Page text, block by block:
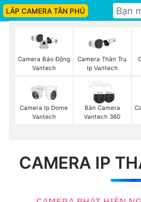
LẮP CAMERA TÂN PHÚ
Camera Báo Động
Vantech
Camera Thân Trụ
Ip Vantech
Camera Ip Dome
Vantech
Bán Camera
Vantech 360
CAMERA IP